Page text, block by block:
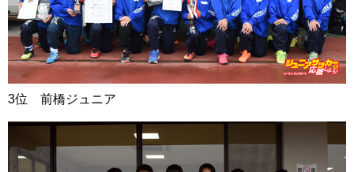
3位 前橋ジュニア